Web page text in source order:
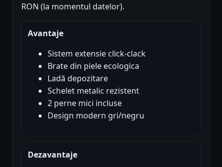
RON (la momentul datelor).
Avantaje
Sistem extensie click-clack
Brate din piele ecologica
Ladă depozitare
Schelet metalic rezistent
2 perne mici incluse
Design modern gri/negru
Dezavantaje